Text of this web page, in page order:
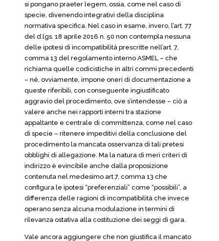
si pongano praeter legem, ossia, come nel caso di
specie, divenendo integrativi della disciplina
normativa specifica. Nel caso in esame, invero, l’art. 77
del d.lgs. 18 aprile 2016 n. 50 non contempla nessuna
delle ipotesi di incompatibilità prescritte nell’art. 7,
comma 13 del regolamento interno ASMEL – che
richiama quelle codicistiche in altri commi precedenti
– né, ovviamente, impone oneri di documentazione a
queste riferibili, con conseguente ingiustificato
aggravio del procedimento, ove s’intendesse – ciò a
valere anche nei rapporti interni tra stazione
appaltante e centrale di committenza, come nel caso
di specie – ritenere impeditivi della conclusione del
procedimento la mancata osservanza di tali pretesi
obblighi di allegazione. Ma la natura di meri criteri di
indirizzo è evincibile anche dalla proposizione
contenuta nel medesimo art.7, comma 13 che
configura le ipotesi “preferenziali” come “possibili”, a
differenza delle ragioni di incompatibilità che invece
operano senza alcuna modulazione in termini di
rilevanza ostativa alla costituzione dei seggi di gara.
Vale ancora aggiungere che non giustifica il mancato